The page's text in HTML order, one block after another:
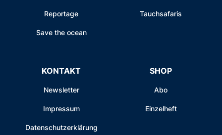
Reportage
Save the ocean
Tauchsafaris
KONTAKT
Newsletter
Impressum
Datenschutzerklärung
SHOP
Abo
Einzelheft